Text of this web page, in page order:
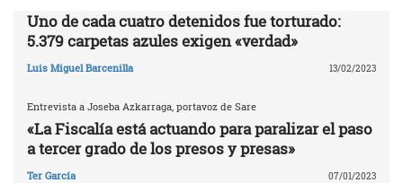
Uno de cada cuatro detenidos fue torturado:
5.379 carpetas azules exigen «verdad»
Luis Miguel Barcenilla 13/02/2023
Entrevista a Joseba Azkarraga, portavoz de Sare
«La Fiscalía está actuando para paralizar el paso
a tercer grado de los presos y presas»
Ter García 07/01/2023